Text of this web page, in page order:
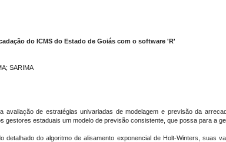
do ICMS do Estado de Goiás com o software 'R'
SARIMA
avaliação de estratégias univariadas de modelagem e previsão da
gestores estaduais um modelo de previsão consistente, que possa para a
detalhado do algoritmo de alisamento exponencial de Holt-Winters, suas